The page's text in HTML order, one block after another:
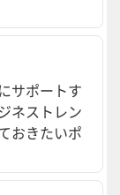
サポートす
ネストレン
おきたいポ